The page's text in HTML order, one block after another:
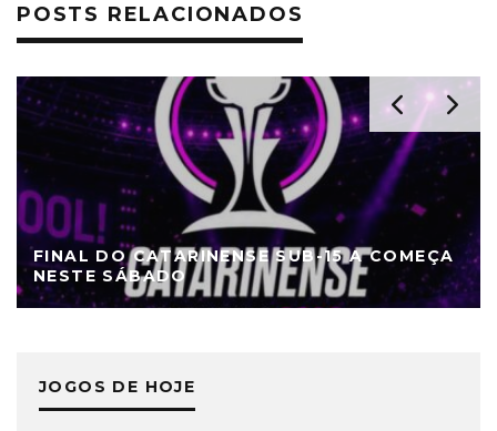
POSTS RELACIONADOS
FINAL DO CATARINENSE SUB-15 A COMEÇA
NESTE SÁBADO
JOGOS DE HOJE